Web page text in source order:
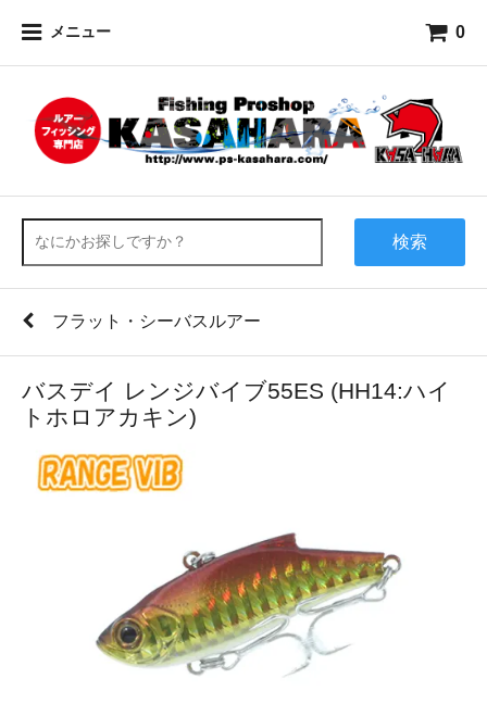
メニュー 0
検索
フラット・シーバスルアー
バスデイ レンジバイブ55ES (HH14:ハイ
トホロアカキン)